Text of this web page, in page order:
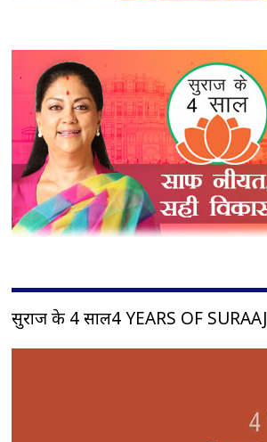
सुराज के 4 साल4 YEARS OF SURAAJ